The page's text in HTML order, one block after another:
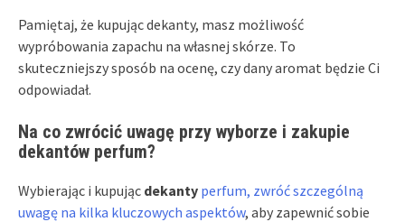
Pamiętaj, że kupując dekanty, masz możliwość
wypróbowania zapachu na własnej skórze. To
skuteczniejszy sposób na ocenę, czy dany aromat będzie Ci
odpowiadał.
Na co zwrócić uwagę przy wyborze i zakupie
dekantów perfum?
Wybierając i kupując dekanty perfum, zwróć szczególną
uwagę na kilka kluczowych aspektów, aby zapewnić sobie